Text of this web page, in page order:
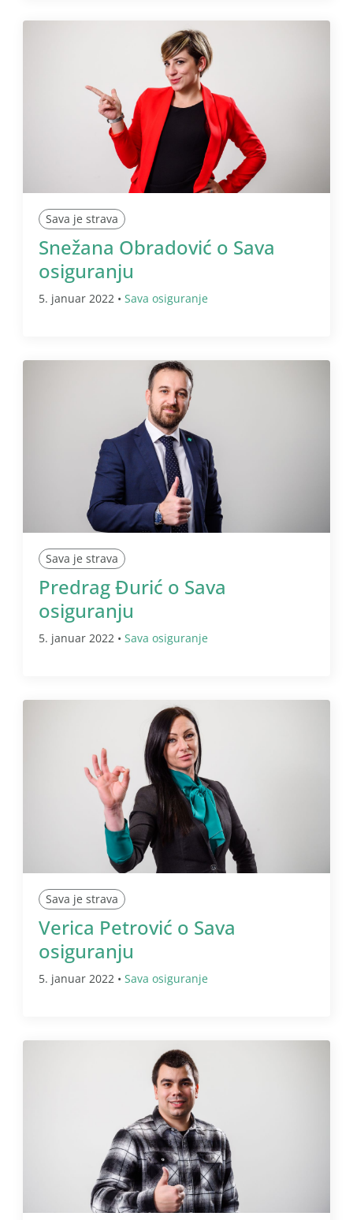
Sava je strava
Snežana Obradović o Sava
osiguranju
5. januar 2022 • Sava osiguranje
Sava je strava
Predrag Đurić o Sava
osiguranju
5. januar 2022 • Sava osiguranje
Sava je strava
Verica Petrović o Sava
osiguranju
5. januar 2022 • Sava osiguranje